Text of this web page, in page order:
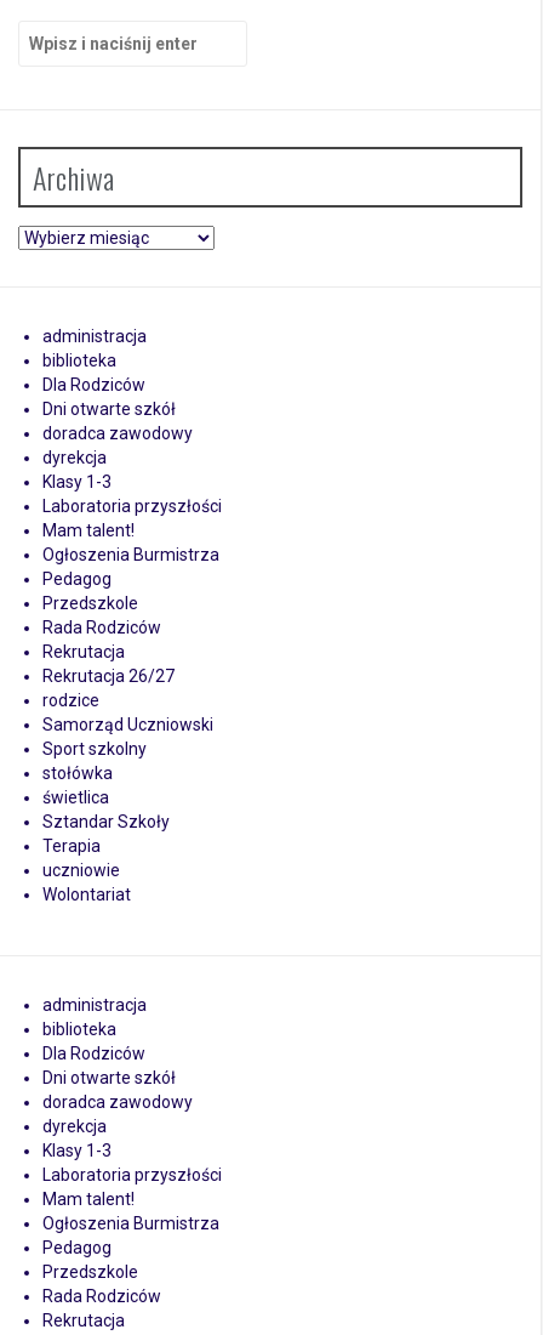
Archiwa
Archiwa
administracja
biblioteka
Dla Rodziców
Dni otwarte szkół
doradca zawodowy
dyrekcja
Klasy 1-3
Laboratoria przyszłości
Mam talent!
Ogłoszenia Burmistrza
Pedagog
Przedszkole
Rada Rodziców
Rekrutacja
Rekrutacja 26/27
rodzice
Samorząd Uczniowski
Sport szkolny
stołówka
świetlica
Sztandar Szkoły
Terapia
uczniowie
Wolontariat
administracja
biblioteka
Dla Rodziców
Dni otwarte szkół
doradca zawodowy
dyrekcja
Klasy 1-3
Laboratoria przyszłości
Mam talent!
Ogłoszenia Burmistrza
Pedagog
Przedszkole
Rada Rodziców
Rekrutacja